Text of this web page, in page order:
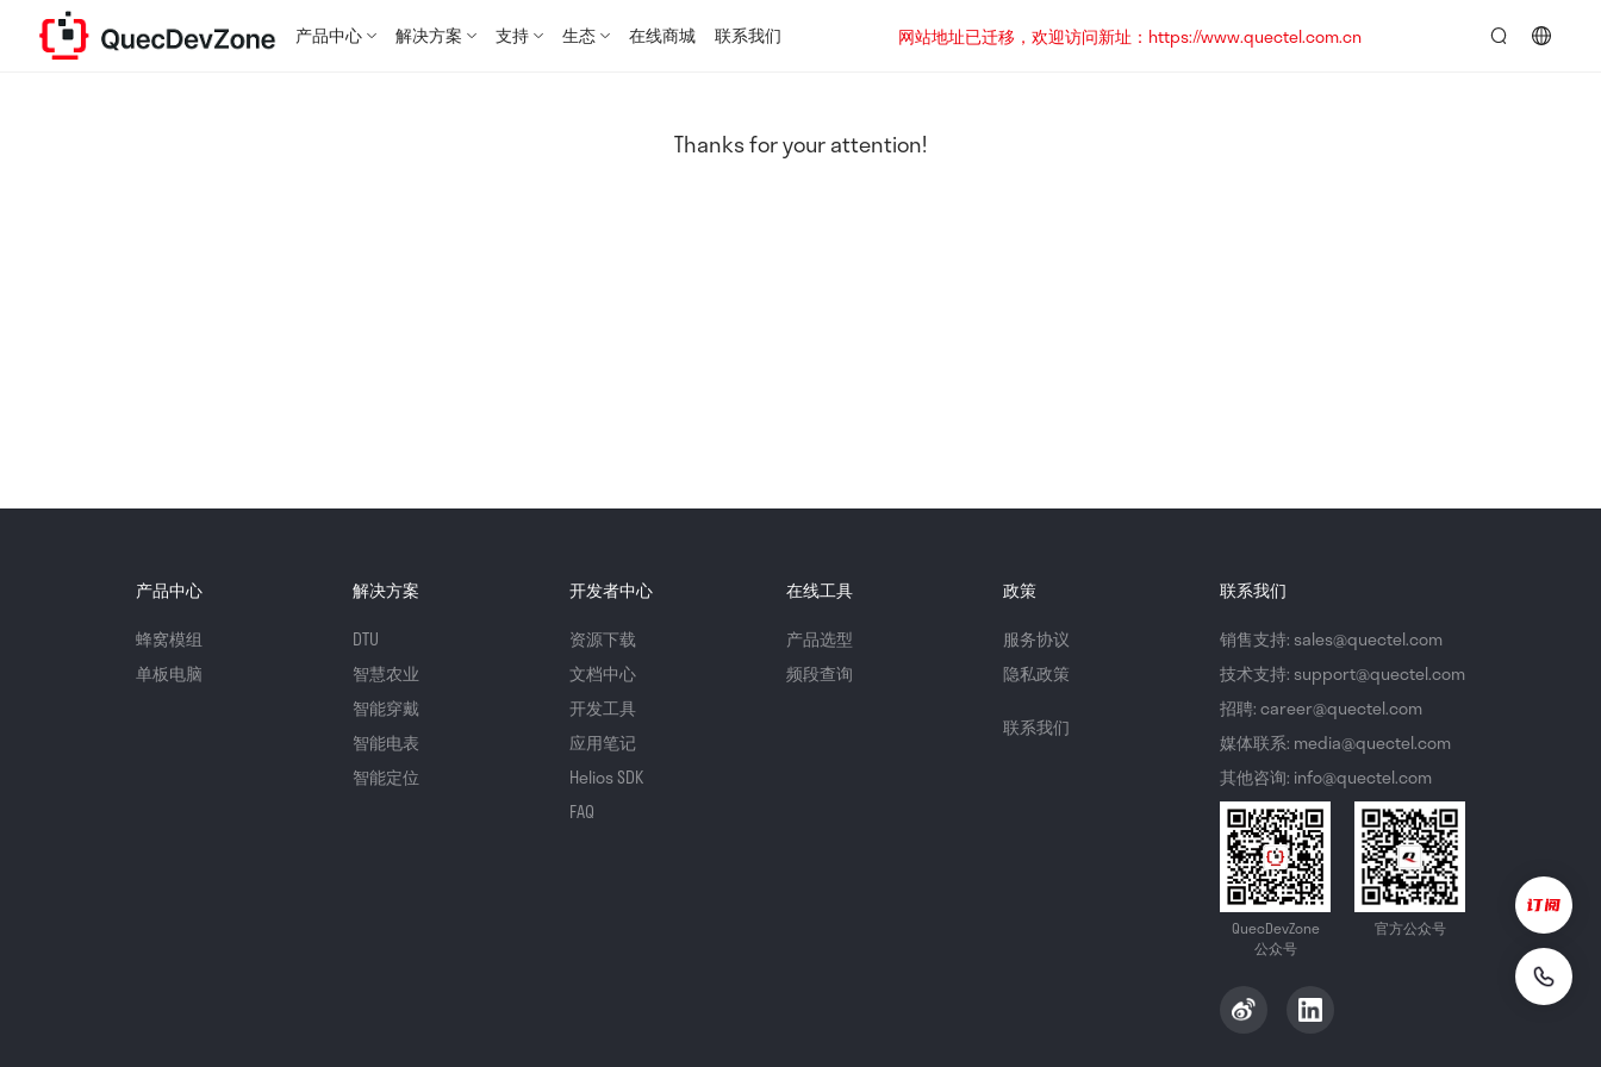
产品中心 解决方案 支持 生态 在线商城 联系我们
网站地址已迁移，欢迎访问新址：https://www.quectel.com.cn
Thanks for your attention!
产品中心
蜂窝模组
单板电脑
解决方案
DTU
智慧农业
智能穿戴
智能电表
智能定位
开发者中心
资源下载
文档中心
开发工具
应用笔记
Helios SDK
FAQ
在线工具
产品选型
频段查询
政策
服务协议
隐私政策
联系我们
联系我们
销售支持: sales@quectel.com
技术支持: support@quectel.com
招聘: career@quectel.com
媒体联系: media@quectel.com
其他咨询: info@quectel.com
QuecDevZone
公众号
官方公众号